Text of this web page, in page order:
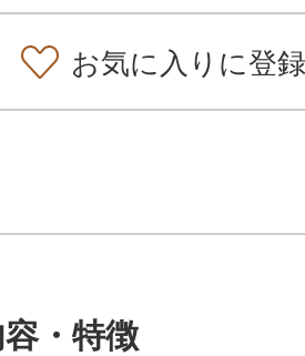
お気に入りに登録
・特徴